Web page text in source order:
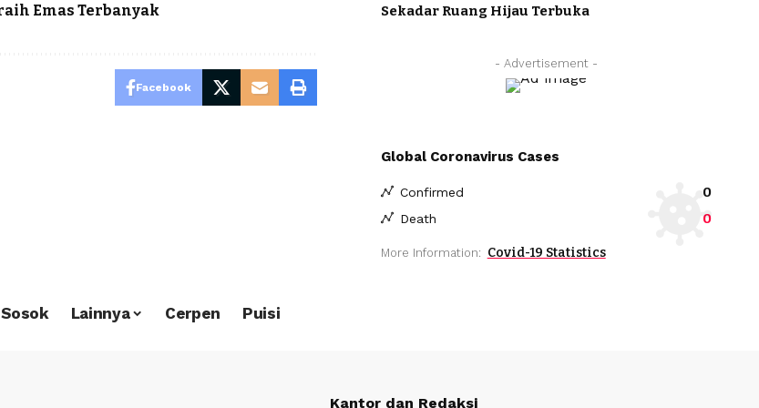
Emas Terbanyak
Facebook
Sekadar Ruang Hijau Terbuka
- Advertisement -
Global Coronavirus Cases
Confirmed 0
Death 0
More Information: Covid-19 Statistics
Sosok Lainnya Cerpen Puisi
Kantor dan Redaksi